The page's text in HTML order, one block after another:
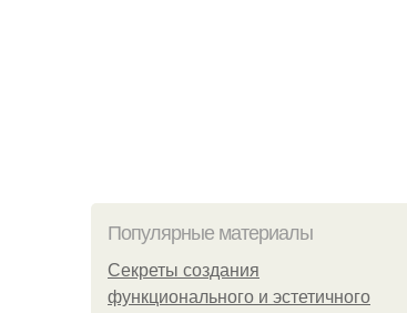
Популярные материалы
Секреты создания
функционального и эстетичного